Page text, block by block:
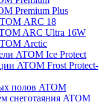
Premium Plus
ARC 18
ARC Ultra 16W
Arctic
ATOM Ice Protect
ATOM Frost Protect-
полов ATOM
снеготаяния ATOM